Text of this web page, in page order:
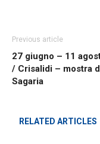
Previous article
27 giugno – 11
/ Crisalidi – mostra
Sagaria
RELATED ARTICLES